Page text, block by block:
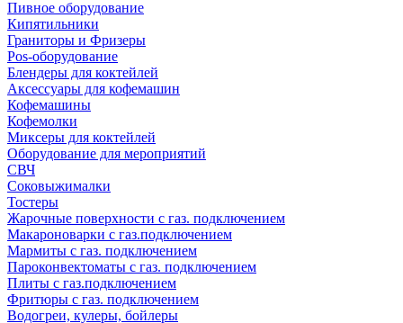
Пивное оборудование
Кипятильники
Граниторы и Фризеры
Pos-оборудование
Блендеры для коктейлей
Аксессуары для кофемашин
Кофемашины
Кофемолки
Миксеры для коктейлей
Оборудование для мероприятий
СВЧ
Соковыжималки
Тостеры
Жарочные поверхности с газ. подключением
Макароноварки с газ.подключением
Мармиты с газ. подключением
Пароконвектоматы с газ. подключением
Плиты с газ.подключением
Фритюры с газ. подключением
Водогреи, кулеры, бойлеры